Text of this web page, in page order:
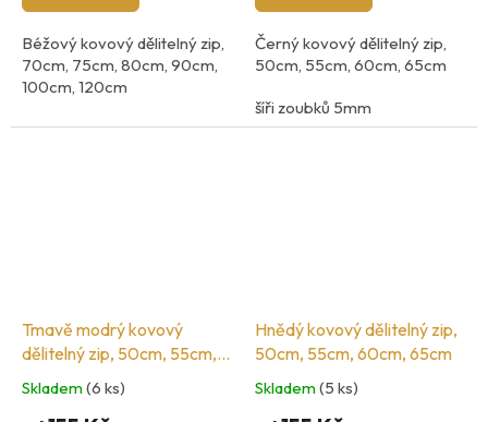
Béžový kovový dělitelný zip,
70cm, 75cm, 80cm, 90cm,
100cm, 120cm
šíři zoubků 5mm
Černý kovový dělitelný zip,
50cm, 55cm, 60cm, 65cm
šíři zoubků 5mm
Tmavě modrý kovový
dělitelný zip, 50cm, 55cm,
60cm, 65cm
Skladem(6 ks)
Hnědý kovový dělitelný zip,
50cm, 55cm, 60cm, 65cm
Skladem(5 ks)